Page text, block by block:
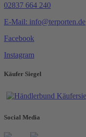
02837 664 240
E-Mail: info@terporten.de
Facebook
Instagram
Käufer Siegel
Social Media